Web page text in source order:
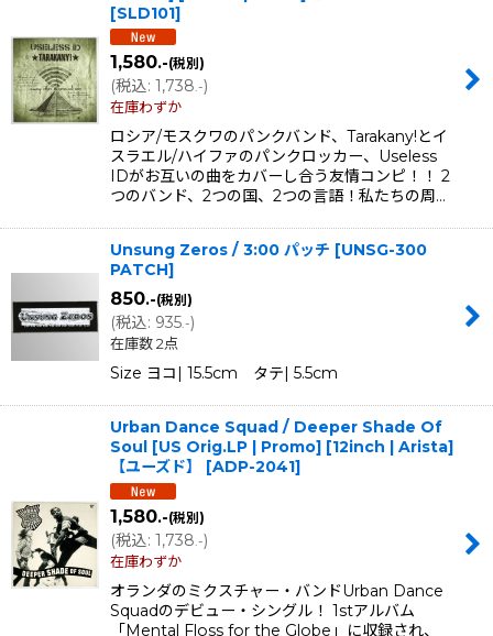
[SLD101]
1,580.-(税別)
(税込: 1,738.-)
在庫わずか
ロシア/モスクワのパンクバンド、Tarakany!とイ
スラエル/ハイファのパンクロッカー、Useless
IDがお互いの曲をカバーし合う友情コンピ！！ 2
つのバンド、2つの国、2つの言語！私たちの周…
Unsung Zeros / 3:00 パッチ [UNSG-300
PATCH]
850.-(税別)
(税込: 935.-)
在庫数 2点
Size ヨコ| 15.5cm タテ| 5.5cm
Urban Dance Squad / Deeper Shade Of
Soul [US Orig.LP | Promo] [12inch | Arista]
【ユーズド】
[ADP-2041]
1,580.-(税別)
(税込: 1,738 .-)
在庫わずか
オランダのミクスチャー・バンドUrban Dance
Squadのデビュー・シングル！ 1stアルバム
「Mental Floss for the Globe」に収録され、